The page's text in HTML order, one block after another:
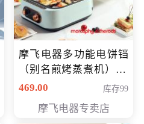
摩飞电器多功能电饼铛
（别名煎烤蒸煮机） 型
号MF-8888B 会员专享
469.00 库存99
摩飞电器专卖店